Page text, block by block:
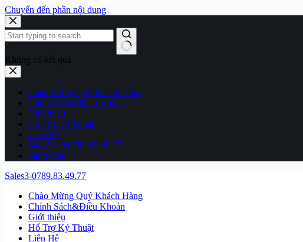
Chuyển đến phần nội dung
Không có kết quả
Chào Mừng Quý Khách Hàng
Chính Sách&Điều Khoản
Giới thiệu
Hổ Trợ Kỷ Thuật
Liên Hệ
Sales3-+84.789.83.49.77
Sản Phẩm
Sales3-0789.83.49.77
Chào Mừng Quý Khách Hàng
Chính Sách&Điều Khoản
Giới thiệu
Hổ Trợ Kỷ Thuật
Liên Hệ